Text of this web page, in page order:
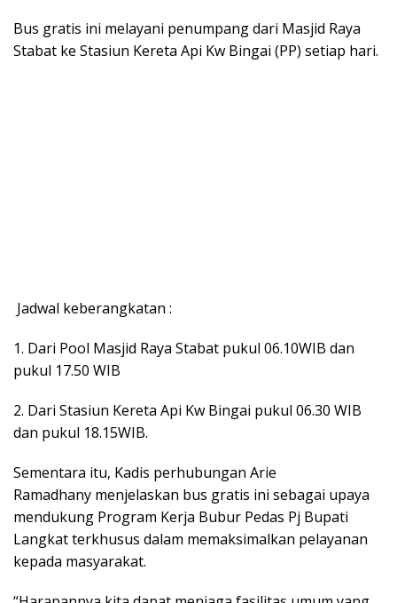
Bus gratis ini melayani penumpang dari Masjid Raya
Stabat ke Stasiun Kereta Api Kw Bingai (PP) setiap hari.
Jadwal keberangkatan :
1. Dari Pool Masjid Raya Stabat pukul 06.10WIB dan
pukul 17.50 WIB
2. Dari Stasiun Kereta Api Kw Bingai pukul 06.30 WIB
dan pukul 18.15WIB.
Sementara itu, Kadis perhubungan Arie
Ramadhany menjelaskan bus gratis ini sebagai upaya
mendukung Program Kerja Bubur Pedas Pj Bupati
Langkat terkhusus dalam memaksimalkan pelayanan
kepada masyarakat.